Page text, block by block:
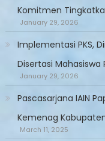
Komitmen
January 29, 2026
Implementasi PKS,
Disertasi Mahasiswa
January 29, 2026
Pascasarjana IAIN
Kemenag
March 11, 2025